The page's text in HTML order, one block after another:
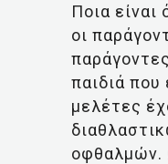
Ποια
οι
παιδιά
μελέτες
οφθαλμών.